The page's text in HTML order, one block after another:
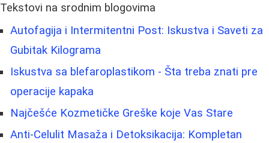
Tekstovi na srodnim blogovima
Autofagija i Intermitentni Post: Iskustva i Saveti za
Gubitak Kilograma
Iskustva sa blefaroplastikom - Šta treba znati pre
operacije kapaka
Najčešće Kozmetičke Greške koje Vas Stare
Anti-Celulit Masaža i Detoksikacija: Kompletan